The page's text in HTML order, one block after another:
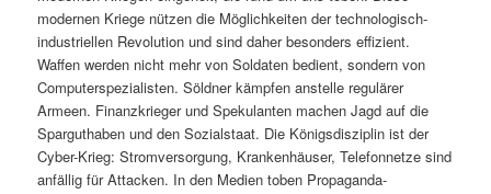
modernen Kriege nützen die Möglichkeiten der technologisch-
industriellen Revolution und sind daher besonders effizient.
Waffen werden nicht mehr von Soldaten bedient, sondern von
Computerspezialisten. Söldner kämpfen anstelle regulärer
Armeen. Finanzkrieger und Spekulanten machen Jagd auf die
Sparguthaben und den Sozialstaat. Die Königsdisziplin ist der
Cyber-Krieg: Stromversorgung, Krankenhäuser, Telefonnetze sind
anfällig für Attacken. In den Medien toben Propaganda-